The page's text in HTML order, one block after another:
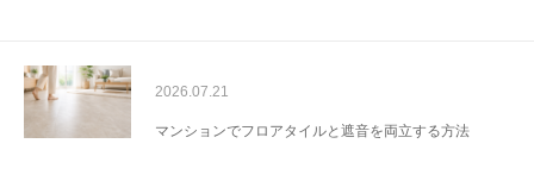
2026.07.21
マンションでフロアタイルと遮音を両立する方法